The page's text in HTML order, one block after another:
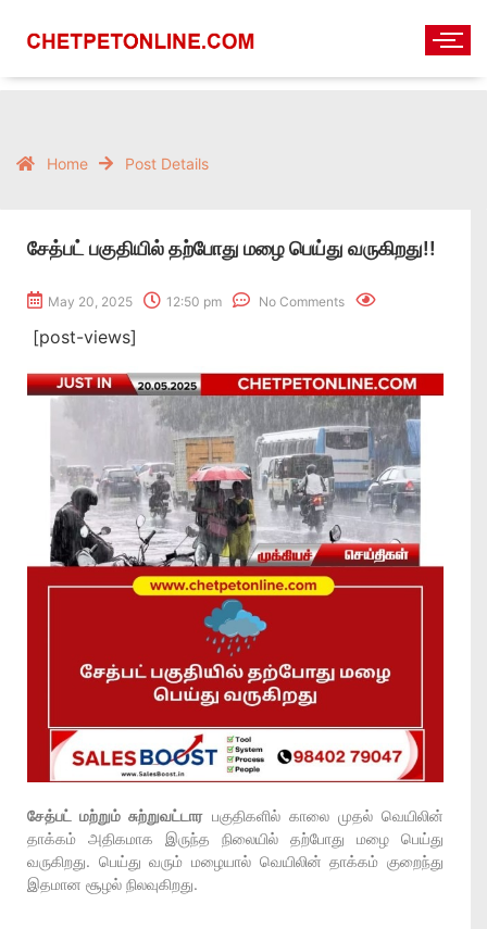
Home Post Details
சேத்பட் பகுதியில் தற்போது மழை பெய்து வருகிறது!!
May 20, 2025 12:50 pm No Comments
[post-views]
சேத்பட் மற்றும் சுற்றுவட்டாரபகுதிகளில் காலை முதல் வெயிலின்
தாக்கம் அதிகமாக இருந்த நிலையில் தற்போது மழை பெய்து
வருகிறது. பெய்து வரும் மழையால் வெயிலின் தாக்கம் குறைந்து
இதமான சூழல் நிலவுகிறது.